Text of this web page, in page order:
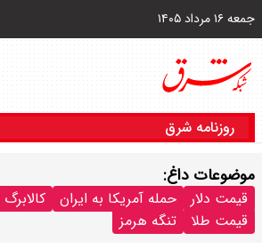
جمعه ۱۶ مرداد ۱۴۰۵
روزنامه شرق
موضوعات داغ:
قیمت دلار حمله آمریکا به ایران
قیمت طلا
تنگه هرمز